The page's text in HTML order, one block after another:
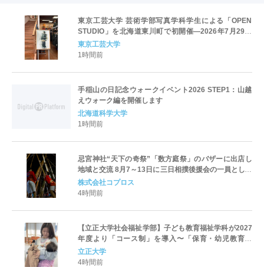
東京工芸大学 芸術学部写真学科学生による「OPEN
STUDIO」を北海道東川町で初開催―2026年7月29日
（水）から8月23日（日）―
東京工芸大学
1時間前
手稲山の日記念ウォークイベント2026 STEP1：山越
えウォーク編を開催します
北海道科学大学
1時間前
忌宮神社“天下の奇祭”「数方庭祭」のバザーに出店し
地域と交流 8月7～13日に三日相撲後援会の一員として
参加
株式会社コプロス
4時間前
【立正大学社会福祉学部】子ども教育福祉学科が2027
年度より「コース制」を導入〜「保育・幼児教育」
「初等教育」「子ども心理」の3コースを新設し、目指
すキャリアと学びを明確化〜
立正大学
4時間前